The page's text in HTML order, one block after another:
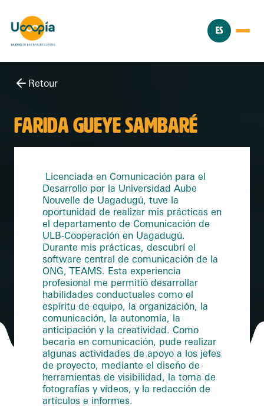
ES
Retour
FARIDA GUEYE SAMBARÉ
Licenciada en Comunicación para el
Desarrollo por la Universidad Aube
Nouvelle de Uagadugú, tuve la
oportunidad de realizar mis prácticas en
el departamento de Comunicación de
ULB-Cooperación en Uagadugú.
Durante mis prácticas, descubrí el
software central de comunicación de la
ONG, TEAMS. Esta experiencia
profesional me permitió desarrollar
habilidades conductuales como el
espíritu de equipo, la organización, la
comunicación, la autonomía, la
anticipación y la creatividad. Como
becaria en comunicación, pude realizar
algunas actividades de apoyo a los jefes
de proyecto, mediante el diseño de
herramientas de visibilidad, la toma de
fotografías y vídeos, y la redacción de
artículos e informes.